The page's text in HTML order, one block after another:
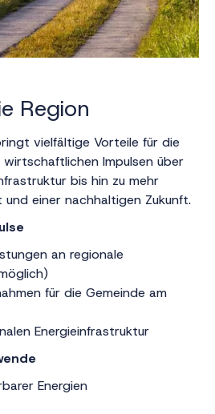
Region
vielfältige Vorteile für die
Impulsen über
bis hin zu mehr
und einer nachhaltigen Zukunft.
an regionale
für die Gemeinde am
Energieinfrastruktur
Energien